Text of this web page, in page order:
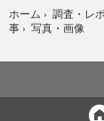
ホーム › 調査・レ
事 › 写真・画像